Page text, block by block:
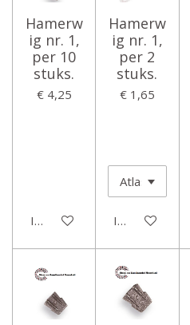
Hamerw
ig nr. 1,
per 10
stuks.
€ 4,25
In winkelwagen
Hamerw
ig nr. 1,
per 2
stuks.
€ 1,65
In winkelwagen